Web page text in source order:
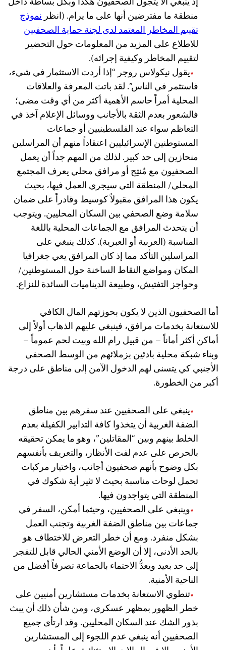
منطقة ما مفترضين أنها على ما يرام. (انظرنموذج
تقييم المخاطر المعتمد لدى لجنة حماية الصحفيين
للاطلاع على المزيد من المعلومات حول التحضير
لتقييم المخاطر وكيفية إجرائه).
يقول نيكولاس روجر “إذا أردت الاستثمار في شيء،
فاستثمر في الناس”. لقد باتت المعرفة والعلاقات
المحلية أمراً حاسم الأهمية أكثر من أي وقت مضى؛
فالشعور بعدم الثقة بالأجانب ووسائل الإعلام آخذ في
التعاظم سواء عند الفلسطينيين أو جماعات
المستوطنين الإسرائيليين اعتقاداً منهم أن المراسلين
منحازين إلى حد كبير. لذلك من المهم جداً أن يعمل
الصحفيون مع مُنتِج أو مرافق محلي يعرف المجتمع
المحلي/ المنطقة التي سيجري العمل فيها، بحيث
يكون هذا المرافق مقبولاً كوسيط وقادراً على ضمان
سلامة وضع الصحفي بين السكان المحليين. ويتوجب
أن يتحدث المرافق مع الجماعات المحلية باللغة
المناسبة (العربية أو العبرية). كذلك ينبغي على
المراسلين التأكد مما إذ كان المرافق يعي جغرافيا
المكان ومواضع النقاط الساخنة حول المستوطنين/
وحواجز التفتيش، وطبيعة الديناميات السائدة للنزاع.
أما الصحفيون الذين لا يكون بحوزتهم المال الكافي
للاستعانة بخدمات مرافق، فينبغي عليهم الذهاب أولاً إلى
أماكن أكثر أماناً – من قبيل رام الله وبيت لحم عموماً –
وبناء شبكة محلية بادئين بزملائهم من الوسط الصحفي
الأجنبي كي يتسنى لهم الدخول الآمن إلى مناطق على درجة
أكبر من الخطورة.
ينبغي على الصحفيين عند سفرهم بين مناطق
الضفة الغربية أن يتخذوا كافة التدابير الكفيلة بعدم
الخلط بينهم وبين “المقاتلين”، وهو ما يمكن تحقيقه
بالحرص على عدم لفت الأنظار، والتعريف بأنفسهم
بكل وضوح بأنهم صحفيون أجانب، واختيار مركبات
تحمل لوحات مناسبة بحيث لا تثير أية شكوك في
المنطقة التي يتواجدون فيها.
وينبغي على الصحفيين، وحيثما أمكن، السفر في
جماعات بين مناطق الضفة الغربية وتجنب العمل
بشكل منفرد. ومع أن خطر التعرض للاختطاف هو
بالحد الأدنى، إلا أن الوضع الأمني الحالي قابل للتفجر
إلى حد بعيد ويعدُّ الاحتماء بالجماعة تصرفاً أفضل من
الناحية الأمنية.
تنطوي الاستعانة بخدمات مستشارين أمنيين على
خطر الظهور بمظهر عسكري، ومن شأن ذلك أن يبث
بذور الشك عند السكان المحليين. وقد ارتأى جميع
الصحفيين أنه ينبغي عدم اللجوء إلى المستشارين